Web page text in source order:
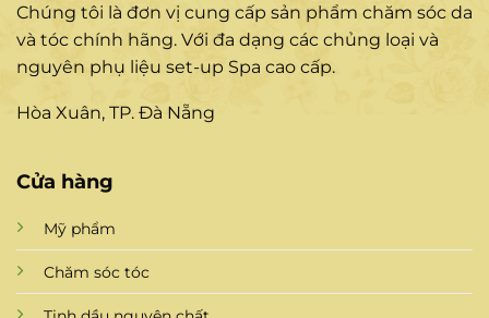
Chúng tôi là đơn vị cung cấp sản phẩm chăm sóc da
và tóc chính hãng. Với đa dạng các chủng loại và
nguyên phụ liệu set-up Spa cao cấp.
Hòa Xuân, TP. Đà Nẵng
Cửa hàng
Mỹ phẩm
Chăm sóc tóc